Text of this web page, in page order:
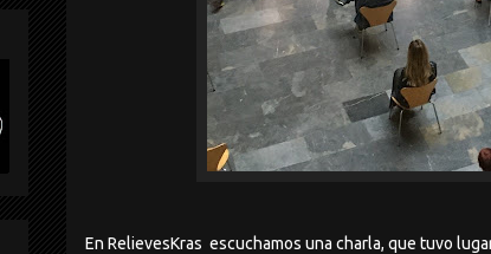
En RelievesKras escuchamos una charla, que tuvo